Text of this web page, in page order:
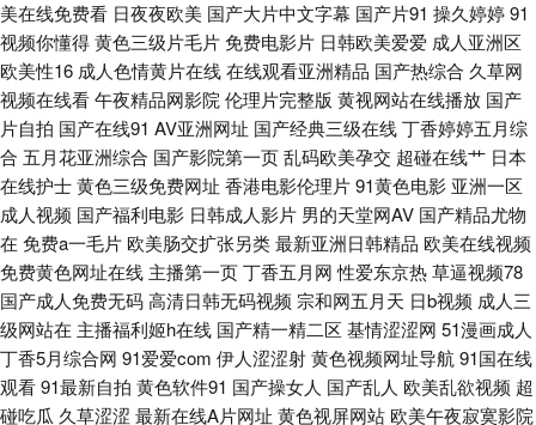
产亚洲精品资源 日本爽p大片免费观看 中日韩国内精品视频 国产精品三级视
频 欧美在线91 在线看电视剧网站 亚洲精品男人的天堂 91精品二区 日本免费
gay片 91大神偷拍成性 国产在线精品高清二区 日韩免费的 3级电影 国伦精
品区 日韩ac 制服丝袜先锋 国产精品玩偶在线 欧美在线免费18 在线视频国产
欧 黑人另类AV 手机看片国产高清 92國產精品午 花季传媒官网网站 日韩视
频导航 专注免费在线不卡影院 国产乱对白刺激视频 日本一区二区中文字幕
在线色欲AV 国产精品九九777 欧美丝袜一区二区 亚洲日韩国产成 成在线精
美在线免费看 日夜夜欧美 国产大片中文字幕 国产片91 操久婷婷91
视频你懂得黄色三级片毛片免费电影片 日韩欧美爱爱 成人亚洲区
欧美性16 成人色情黄片在线在线观看亚洲精品 国产热综合 久草网
视频在线看午夜精品网影院 伦理片完整版 黄视网站在线播放 国产
片自拍 国产在线91 AV亚洲网址 国产经典三级在线丁香婷婷五月综
合 五月花亚洲综合 国产影院第一页乱码欧美孕交 超碰在线艹 日本
在线护士黄色三级免费网址 香港电影伦理片91黄色电影 亚洲一区
成人视频 国产福利电影 日韩成人影片 男的天堂网AV 国产精品尤物
在 免费a一毛片 欧美肠交扩张另类最新亚洲日韩精品 欧美在线视频
免费黄色网址在线 主播第一页丁香五月网 性爱东京热草逼视频78
国产成人免费无码高清日韩无码视频 宗和网五月天 日b视频 成人三
级网站在 主播福利姬h在线 国产精一精二区 基情涩涩网 51漫画成人
丁香5月综合网 91爱爱com 伊人涩涩射黄色视频网址导航 91国在线
观看91最新自拍 黄色软件91 国产操女人 国产乱人 欧美乱欲视频 超
碰吃瓜 久草涩涩 最新在线A片网址 黄色视屏网站 欧美午夜寂寞影院